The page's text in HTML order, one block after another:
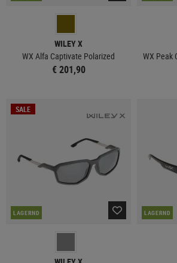
WILEY X
WX Alfa Captivate Polarized
€ 201,90
WX Peak
SALE
LAGERND LAGERND